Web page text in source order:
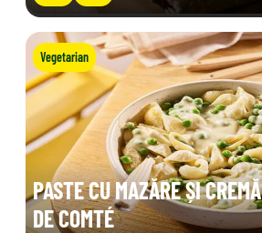
Vegetarian
PASTE CU MAZĂRE ȘI CREMĂ
DE COMTÉ